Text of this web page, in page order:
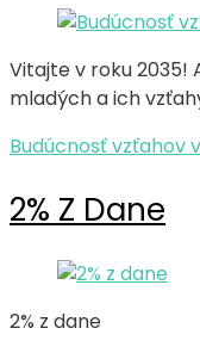
Vitajte v roku 2035!
mladých a ich
Budúcnosť vzťahov
2% Z Dane
2% z dane